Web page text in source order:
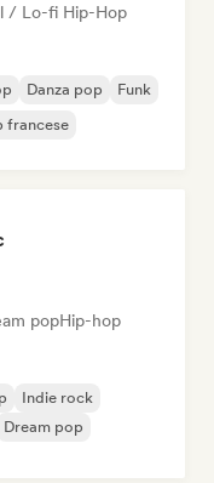
/ Lo-fi Hip-Hop
Danza pop
Funk
francese
popHip-hop
Indie rock
Dream pop